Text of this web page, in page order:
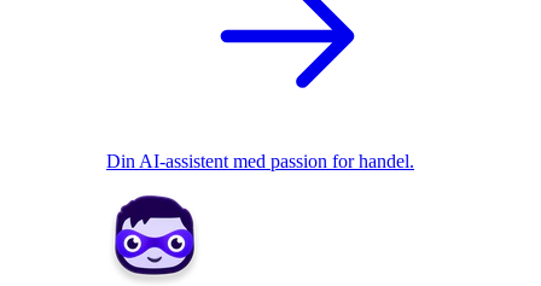
Din AI-assistent med passion for handel.